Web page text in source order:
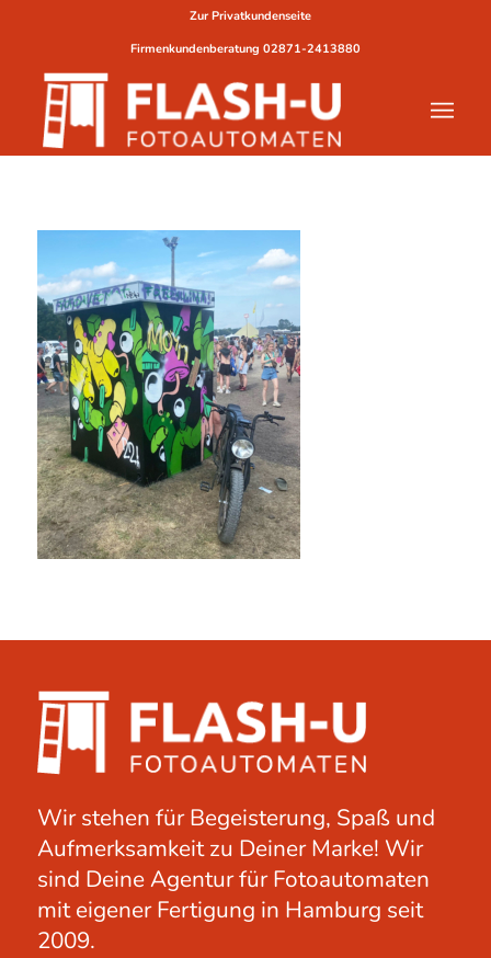
Zur Privatkundenseite
Firmenkundenberatung 02871-2413880
Wir stehen für Begeisterung, Spaß und
Aufmerksamkeit zu Deiner Marke! Wir
sind Deine Agentur für Fotoautomaten
mit eigener Fertigung in Hamburg seit
2009.